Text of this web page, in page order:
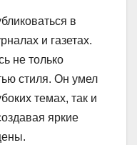
в
и газетах.
не только
стиля. Он умел
темах, так и
яркие